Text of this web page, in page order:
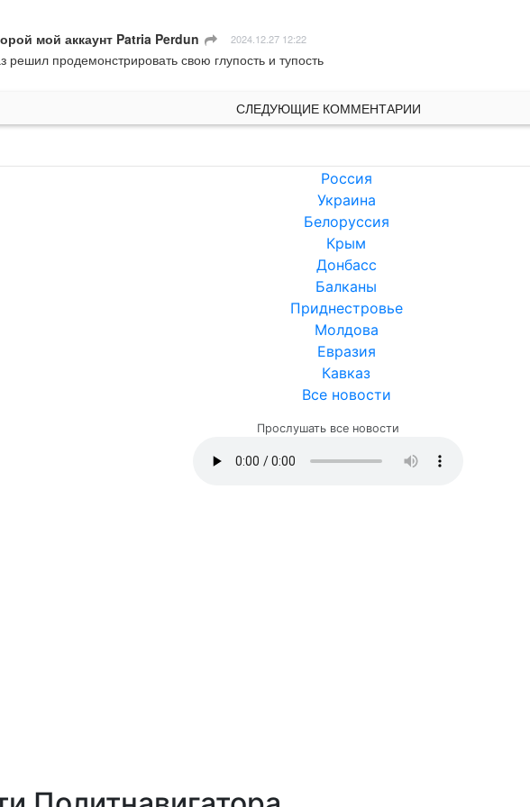
мой аккаунт Patria Perdun 2024.12.27 12:22
решил продемонстрировать свою глупость и тупость
СЛЕДУЮЩИЕ КОММЕНТАРИИ
Россия
Украина
Белоруссия
Крым
Донбасс
Балканы
Приднестровье
Молдова
Евразия
Кавказ
Все новости
Прослушать все новости